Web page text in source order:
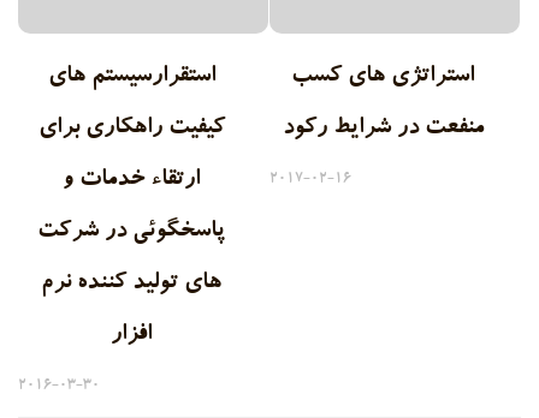
استقرارسیستم های
کیفیت راهکاری برای
ارتقاء خدمات و
پاسخگوئی در شرکت
های تولید کننده نرم
افزار
2016-03-30
استراتژی های کسب
منفعت در شرایط رکود
2017-02-16